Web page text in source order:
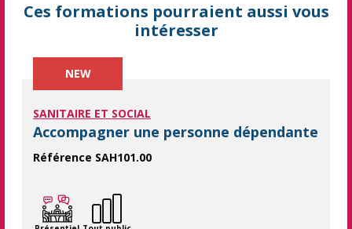
Ces formations pourraient aussi vous
intéresser
NEW
SANITAIRE ET SOCIAL
Accompagner une personne dépendante
Référence SAH101.00